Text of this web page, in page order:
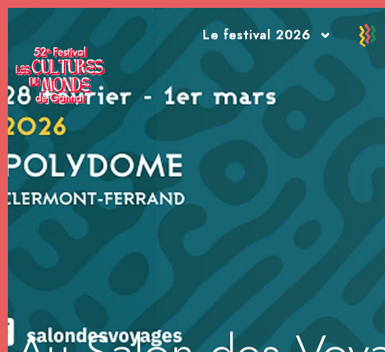
Le festival 2026
Le festival 2026